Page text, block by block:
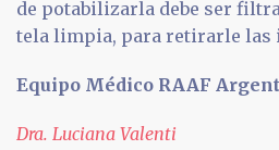
de potabilizarla debe ser
tela limpia, para retirarle las
Equipo Médico RAAF
Dra. Luciana Valenti